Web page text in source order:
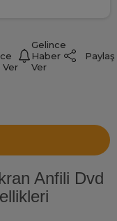
Ver
Gelince
Haber
Ver
Paylaş
Anfili Dvd